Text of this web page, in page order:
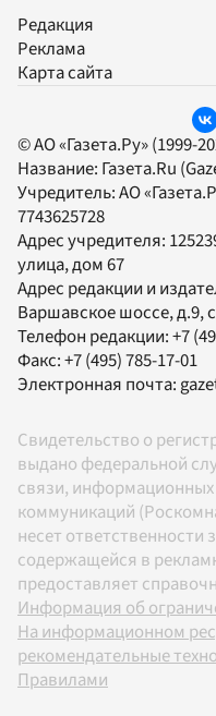
Редакция
Реклама
Карта сайта
© АО «Газета.Ру» (1999-
Название: Газета.Ru
Учредитель:АО
7743625728
Адрес учредителя:
улица, дом 67
Адрес редакции и
Варшавское шоссе, д.9,
Телефон редакции:+7
Факс:+7 (495) 785-17-01
Электронная почта:
Свидетельство о
выдано федеральной
связи,
коммуникаций
несет
содержащейся в
предоставляет
Информация об
На информационном
рекомендательные
Правилами